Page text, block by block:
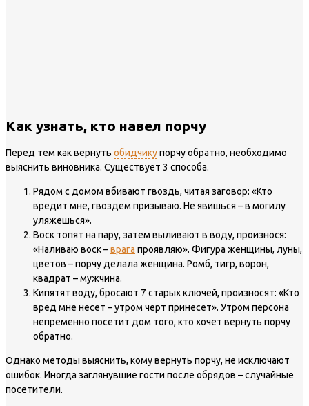
Как узнать, кто навел порчу
Перед тем как вернуть обидчикупорчу обратно, необходимо
выяснить виновника. Существует 3 способа.
Рядом с домом вбивают гвоздь, читая заговор: «Кто
вредит мне, гвоздем призываю. Не явишься – в могилу
уляжешься».
Воск топят на пару, затем выливают в воду, произнося:
«Наливаю воск –врага проявляю». Фигура женщины, луны,
цветов – порчу делала женщина. Ромб, тигр, ворон,
квадрат – мужчина.
Кипятят воду, бросают 7 старых ключей, произносят: «Кто
вред мне несет – утром черт принесет». Утром персона
непременно посетит дом того, кто хочет вернуть порчу
обратно.
Однако методы выяснить, кому вернуть порчу, не исключают
ошибок. Иногда заглянувшие гости после обрядов – случайные
посетители.